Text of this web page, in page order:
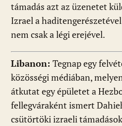
támadás azt az üzenetet
Izrael a
nem csak a légi erejével.
Libanon: Tegnap egy
közösségi médiában,
átkutat egy épületet a
fellegváraként ismert
csütörtöki izraeli